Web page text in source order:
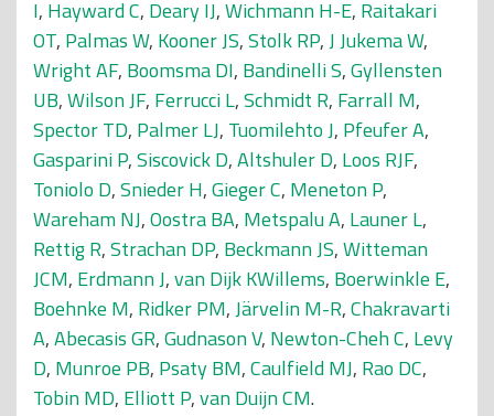
I, Hayward C, Deary IJ,Wichmann H-E, Raitakari
OT, Palmas W, Kooner JS,Stolk RP,J Jukema W,
Wright AF, Boomsma DI, Bandinelli S,Gyllensten
UB,Wilson JF, Ferrucci L,Schmidt R, Farrall M,
Spector TD, Palmer LJ, Tuomilehto J, Pfeufer A,
Gasparini P,Siscovick D,Altshuler D, Loos RJF,
Toniolo D,Snieder H,Gieger C, Meneton P,
Wareham NJ,Oostra BA, Metspalu A, Launer L,
Rettig R,Strachan DP, Beckmann JS,Witteman
JCM, Erdmann J,van Dijk KWillems, Boerwinkle E,
Boehnke M, Ridker PM,Järvelin M-R,Chakravarti
A,Abecasis GR,Gudnason V, Newton-Cheh C, Levy
D, Munroe PB, Psaty BM,Caulfield MJ, Rao DC,
Tobin MD, Elliott P,van Duijn CM.